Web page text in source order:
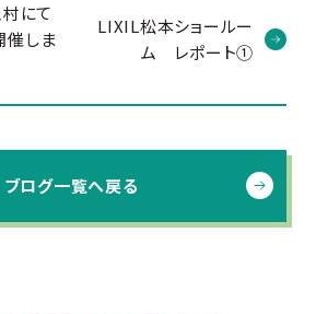
にて
催しま
LIXIL松本ショールー
ム レポート①
ブログ一覧へ戻る